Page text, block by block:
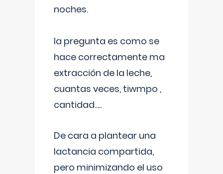
noches.
la pregunta es como se
hace correctamente ma
extracción de la leche,
cuantas veces, tiwmpo ,
cantidad.....
De cara a plantear una
lactancia compartida,
pero minimizando el uso